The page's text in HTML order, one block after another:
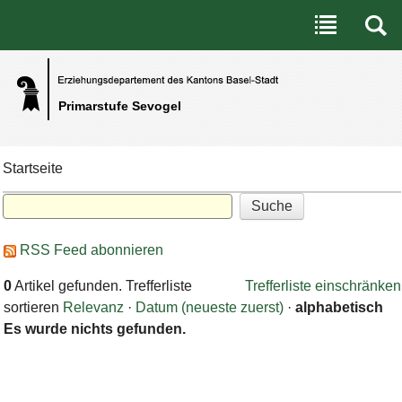
Primarstufe Sevogel
Benutzerspezifische Werkzeuge
Direkt zum Inhalt|Direkt zur Navigation
Startseite
RSS Feed abonnieren
0Artikel gefunden. Trefferliste einschränken
Trefferliste
sortieren Relevanz · Datum (neueste zuerst) · alphabetisch
Es wurde nichts gefunden.